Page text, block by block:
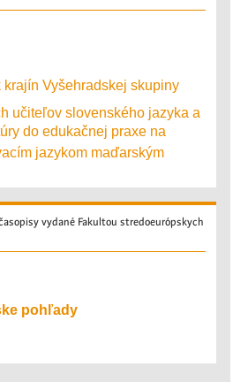
Vyšehradskej skupiny
učiteľov slovenského jazyka a
do edukačnej praxe na
jazykom maďarským
vydané Fakultou stredoeurópskych
pohľady